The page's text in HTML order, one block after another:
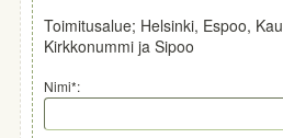
Toimitusalue; Helsinki, Espoo,
Kirkkonummi ja Sipoo
Nimi*: